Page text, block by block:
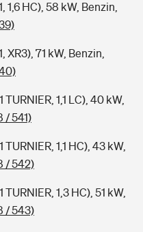
1,6 HC), 58 kW, Benzin,
XR3), 71 kW, Benzin,
1,1 LC), 40 kW,
/ 541)
1,1 HC), 43 kW,
/ 542)
1,3 HC), 51 kW,
/ 543)